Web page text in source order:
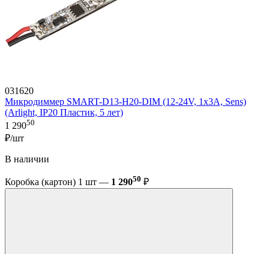
031620
Микродиммер SMART-D13-H20-DIM (12-24V, 1x3A, Sens)
(Arlight, IP20 Пластик, 5 лет)
1 29050
₽/шт
В наличии
Коробка (картон) 1 шт — 1 29050 ₽